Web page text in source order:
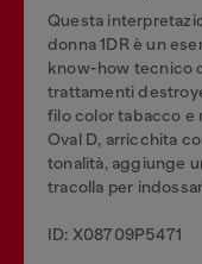
Questa
donna 1DR è un
know-how tecnico
trattamenti
filo color tabacco e
Oval D, arricchita
tonalità, aggiunge
tracolla per
ID: X08709P5471